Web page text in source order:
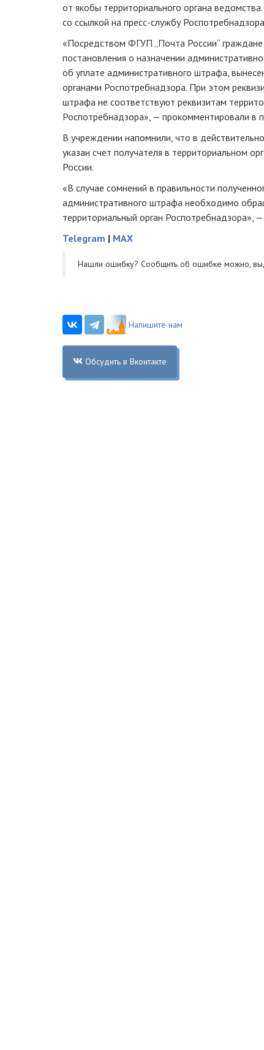
от якобы территориального органа
со ссылкой на пресс-службу
«Посредством ФГУП „Почта России“
постановления о назначении
об уплате административного штрафа,
органами Роспотребнадзора. При этом
штрафа не соответствуют реквизитам
Роспотребнадзора», — прокомментировали в
В учреждении напомнили, что в
указан счет получателя в территориальном
России.
«В случае сомнений в правильности
административного штрафа необходимо
территориальный орган Роспотребнадзора»,
Telegram | MAX
Нашли ошибку? Cообщить об ошибке можно,
Напишите нам
Обсудить в Вконтакте